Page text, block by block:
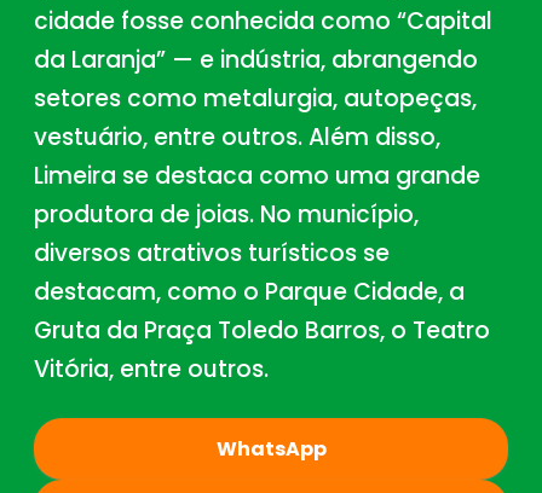
cidade fosse conhecida como “Capital
da Laranja” — e indústria, abrangendo
setores como metalurgia, autopeças,
vestuário, entre outros. Além disso,
Limeira se destaca como uma grande
produtora de joias. No município,
diversos atrativos turísticos se
destacam, como o Parque Cidade, a
Gruta da Praça Toledo Barros, o Teatro
Vitória, entre outros.
WhatsApp